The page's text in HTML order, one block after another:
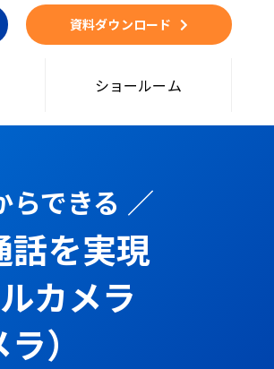
資料ダウンロード
ショールーム
らできる ／
話を実現
カメラ
）